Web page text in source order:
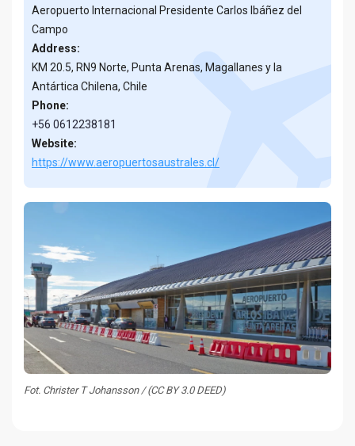
Aeropuerto Internacional Presidente Carlos Ibáñez del
Campo
Address:
KM 20.5, RN9 Norte, Punta Arenas, Magallanes y la
Antártica Chilena, Chile
Phone:
+56 0612238181
Website:
https://www.aeropuertosaustrales.cl/
Fot. Christer T Johansson / (CC BY 3.0 DEED)